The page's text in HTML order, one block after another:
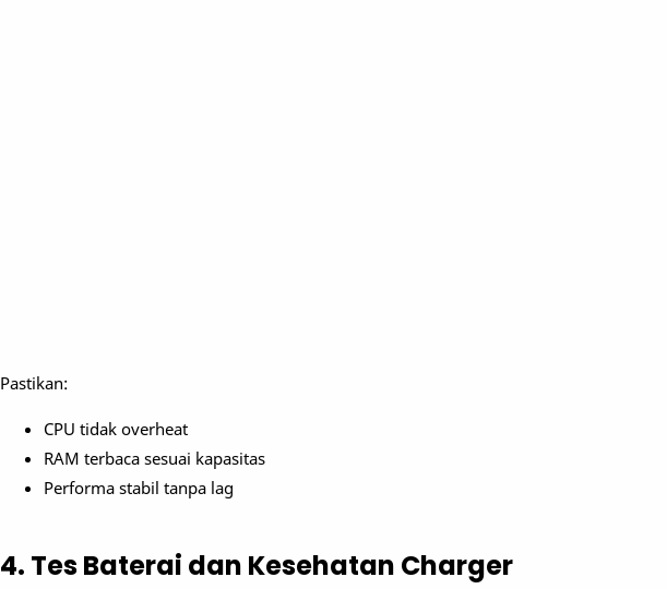
Pastikan:
CPU tidak overheat
RAM terbaca sesuai kapasitas
Performa stabil tanpa lag
4. Tes Baterai dan Kesehatan Charger